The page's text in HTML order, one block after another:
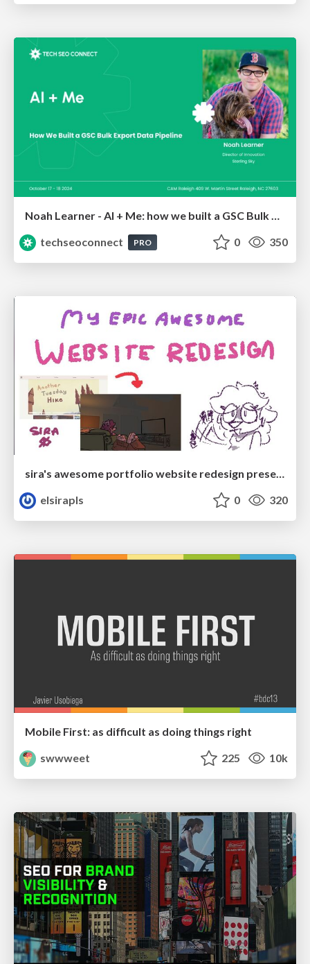
techseoconnect
PRO 0 350
sira's awesome portfolio website redesign presentation
elsirapls
0 320
Mobile First: as difficult as doing things right
swwweet
225 10k